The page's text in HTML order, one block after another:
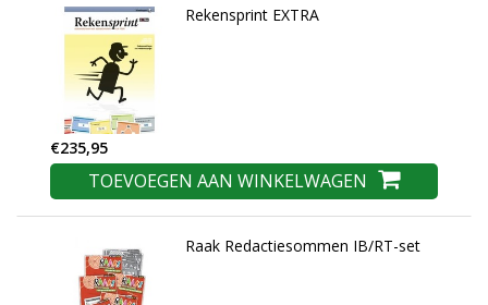
Rekensprint EXTRA
€235,95
TOEVOEGEN AAN WINKELWAGEN
Raak Redactiesommen IB/RT-set